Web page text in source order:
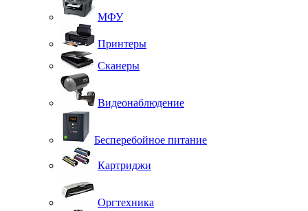
МФУ
Принтеры
Сканеры
Видеонаблюдение
Бесперебойное питание
Картриджи
Оргтехника